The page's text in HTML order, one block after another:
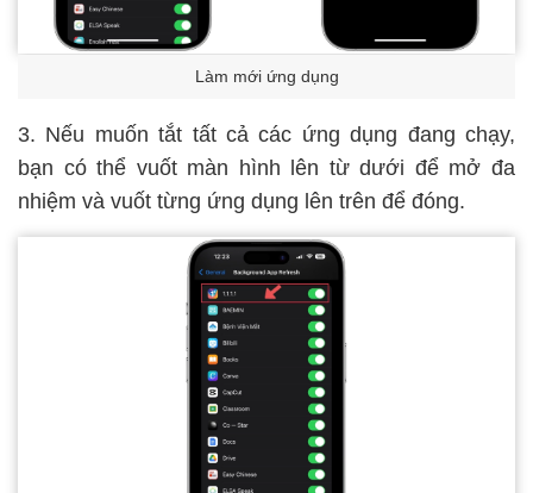
Làm mới ứng dụng
3. Nếu muốn tắt tất cả các ứng dụng đang chạy,
bạn có thể vuốt màn hình lên từ dưới để mở đa
nhiệm và vuốt từng ứng dụng lên trên để đóng.